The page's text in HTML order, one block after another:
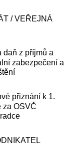
/ VEŘEJNÁ
daň z příjmů a
zabezpečení a
přiznání k 1.
za OSVČ